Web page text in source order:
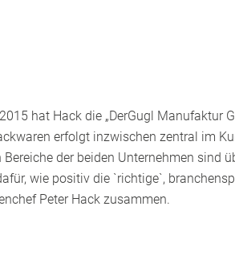
hat Hack die „DerGugl Manufaktur
erfolgt inzwischen zentral im
der beiden Unternehmen sind
wie positiv die `richtige`,
Peter Hack zusammen.